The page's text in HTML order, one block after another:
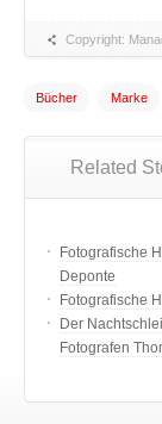
Copyright:
Bücher Marke
Related
Fotografische
Deponte
Fotografische
Der
Fotografen